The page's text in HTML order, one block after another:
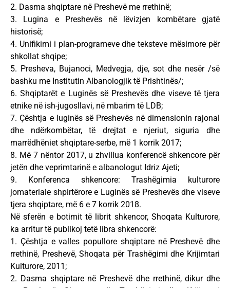
2. Dasma shqiptare në Preshevë me rrethinë;
3. Lugina e Preshevës në lëvizjen kombëtare gjatë
historisë;
4. Unifikimi i plan-programeve dhe teksteve mësimore për
shkollat shqipe;
5. Presheva, Bujanoci, Medvegja, dje, sot dhe nesër /së
bashku me Institutin Albanologjik të Prishtinës/;
6. Shqiptarët e Luginës së Preshevës dhe viseve të tjera
etnike në ish-jugosllavi, në mbarim të LDB;
7. Çështja e luginës së Preshevës në dimensionin rajonal
dhe ndërkombëtar, të drejtat e njeriut, siguria dhe
marrëdhëniet shqiptare-serbe, më 1 korrik 2017;
8. Më 7 nëntor 2017, u zhvillua konferencë shkencore për
jetën dhe veprimtarinë e albanologut Idriz Ajeti;
9. Konferenca shkencore: Trashëgimia kulturore
jomateriale shpirtërore e Luginës së Preshevës dhe viseve
tjera shqiptare, më 6 e 7 korrik 2018.
Në sferën e botimit të librit shkencor, Shoqata Kulturore,
ka arritur të publikoj tetë libra shkencorë:
1. Çështja e valles popullore shqiptare në Preshevë dhe
rrethinë, Preshevë, Shoqata për Trashëgimi dhe Krijimtari
Kulturore, 2011;
2. Dasma shqiptare në Preshevë dhe rrethinë, dikur dhe